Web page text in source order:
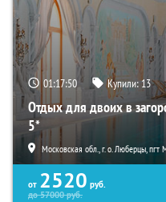
01:17:49 Купили:13
Отдых для двоих в
5*
Московская обл., г. о. Люберцы,
от 2520 руб.
до57000руб.